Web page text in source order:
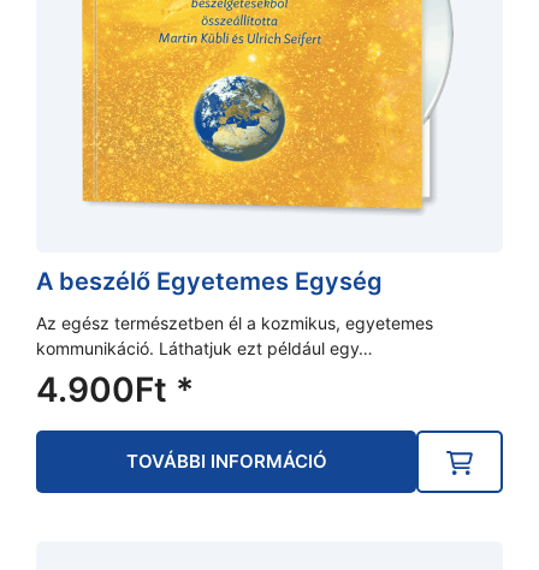
A beszélő Egyetemes Egység
Az egész természetben él a kozmikus, egyetemes
kommunikáció. Láthatjuk ezt például egy…
4.900Ft *
TOVÁBBI INFORMÁCIÓ